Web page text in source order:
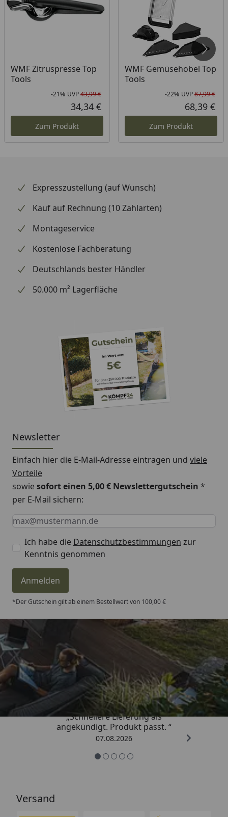
WMF Zitruspresse Top
Tools
Rabatt in Prozent
-21%
Ursprünglicher Preis
UVP43,99 €
Aktueller Preis
34,34 €
Zum Produkt
WMF Gemüsehobel Top
Tools
-22% UVP87,99 €
68,39 €
Zum Produkt
Expresszustellung (auf Wunsch)
Kauf auf Rechnung (10 Zahlarten)
Montageservice
Kostenlose Fachberatung
Deutschlands bester Händler
50.000 m² Lagerfläche
Newsletter
Einfach hier die E-Mail-Adresse eintragen und viele
Vorteile
sowiesofort einen 5,00 € Newslettergutschein *
per E-Mail sichern:
Keine Eingabe erforderlich
Eingabe erforderlich
E-Mail *
Ich habe die Datenschutzbestimmungen zur
Kenntnis genommen
Anmelden
*Der Gutschein gilt ab einem Bestellwert von 100,00 €
Trusted Shops
4,81/ 5
„Schnellere Lieferung als
angekündigt. Produkt passt. “
07.08.2026
Versand